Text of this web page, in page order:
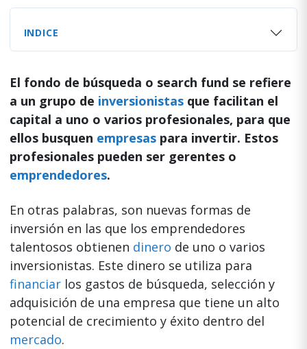
INDICE
El fondo de búsqueda o search fund se refiere
a un grupo de inversionistasque facilitan el
capital a uno o varios profesionales, para que
ellos busquen empresaspara invertir. Estos
profesionales pueden ser gerentes o
emprendedores.
En otras palabras, son nuevas formas de
inversión en las que los emprendedores
talentosos obtienen dinero de uno o varios
inversionistas. Este dinero se utiliza para
financiarlos gastos de búsqueda, selección y
adquisición de una empresa que tiene un alto
potencial de crecimiento y éxito dentro del
mercado.